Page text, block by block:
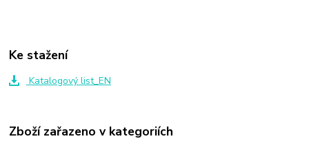
Ke stažení
Katalogový list_EN
Zboží zařazeno v kategoriích